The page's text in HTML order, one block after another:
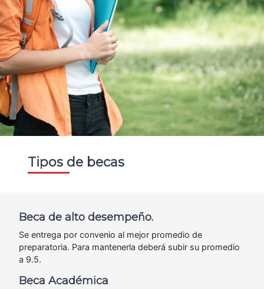
Tipos de becas
Beca de alto desempeño.
Se entrega por convenio al mejor promedio de
preparatoria. Para mantenerla deberá subir su promedio
a 9.5.
Beca Académica